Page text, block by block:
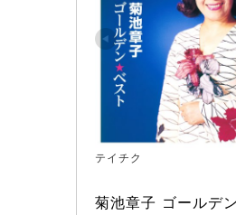
テイチク
菊池章子 ゴールデ